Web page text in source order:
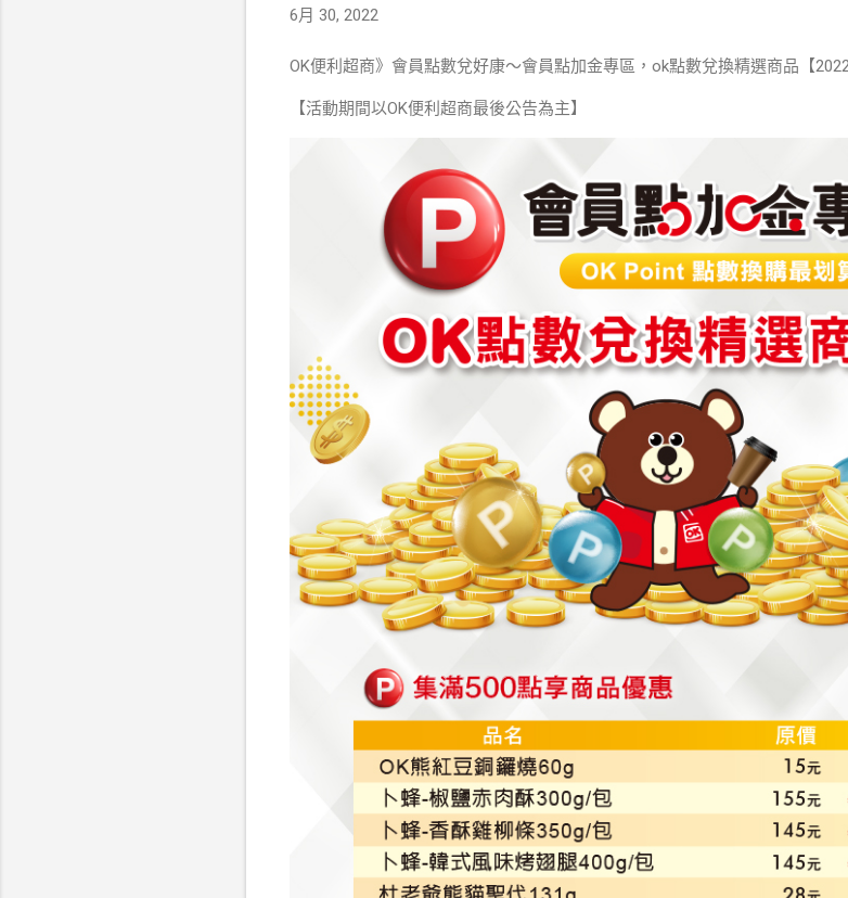
6月 30, 2022
OK便利超商》會員點數兌好康～會員點加金專區，ok點數兌換精選商品【
【活動期間以OK便利超商最後公告為主】